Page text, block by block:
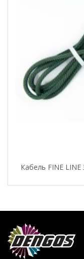
Кабель FINE LINE